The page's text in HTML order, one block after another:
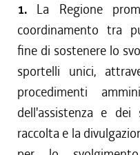
1. La Regione
coordinamento tra
fine di sostenere lo
sportelli unici,
procedimenti
dell'assistenza e
raccolta e la